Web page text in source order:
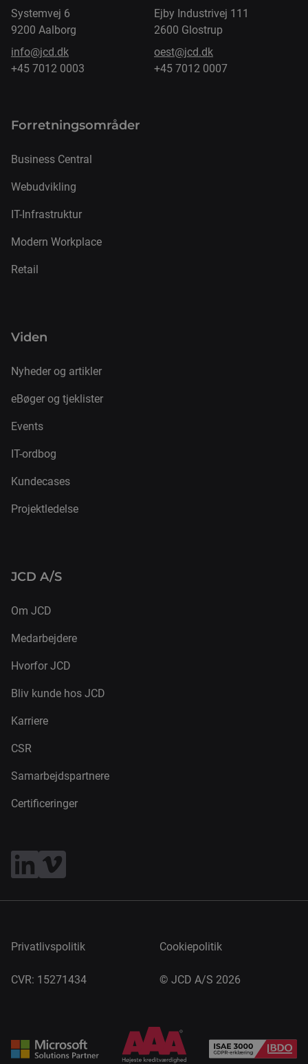
Systemvej 6
9200 Aalborg
info@jcd.dk
+45 7012 0003
Ejby Industrivej 111
2600 Glostrup
oest@jcd.dk
+45 7012 0007
Forretnings­områder
Business Central
Webudvikling
IT-Infrastruktur
Modern Workplace
Retail
Viden
Nyheder og artikler
eBøger og tjeklister
Events
IT-ordbog
Kundecases
Projektledelse
JCD A/S
Om JCD
Medarbejdere
Hvorfor JCD
Bliv kunde hos JCD
Karriere
CSR
Samarbejdspartnere
Certificeringer
Privatlivspolitik Cookiepolitik
CVR: 15271434 © JCD A/S 2026